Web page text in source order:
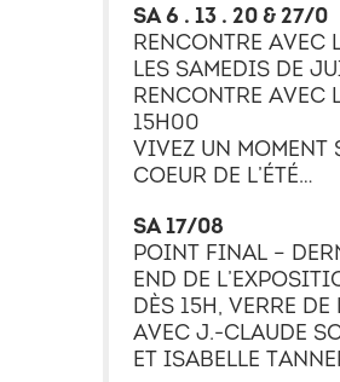
SA 6 . 13 . 20 & 27/0
RENCONTRE AVEC
LES SAMEDIS DE
RENCONTRE AVEC
15H00
VIVEZ UN MOMENT
COEUR DE L’ÉTÉ…
SA 17/08
POINT FINAL –
END DE
DÈS 15H, VERRE DE
AVEC J.-CLAUDE
ET ISABELLE